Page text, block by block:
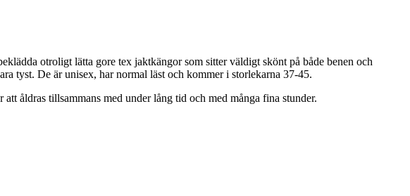
otroligt lätta gore tex jaktkängor som sitter väldigt skönt på både benen och
tyst. De är unisex, har normal läst och kommer i storlekarna 37-45.
åldras tillsammans med under lång tid och med många fina stunder.